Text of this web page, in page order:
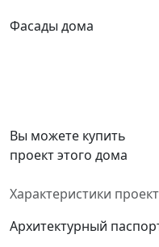
Фасады дома
Вы можете купить
проект этого дома
Характеристики
Архитектурный